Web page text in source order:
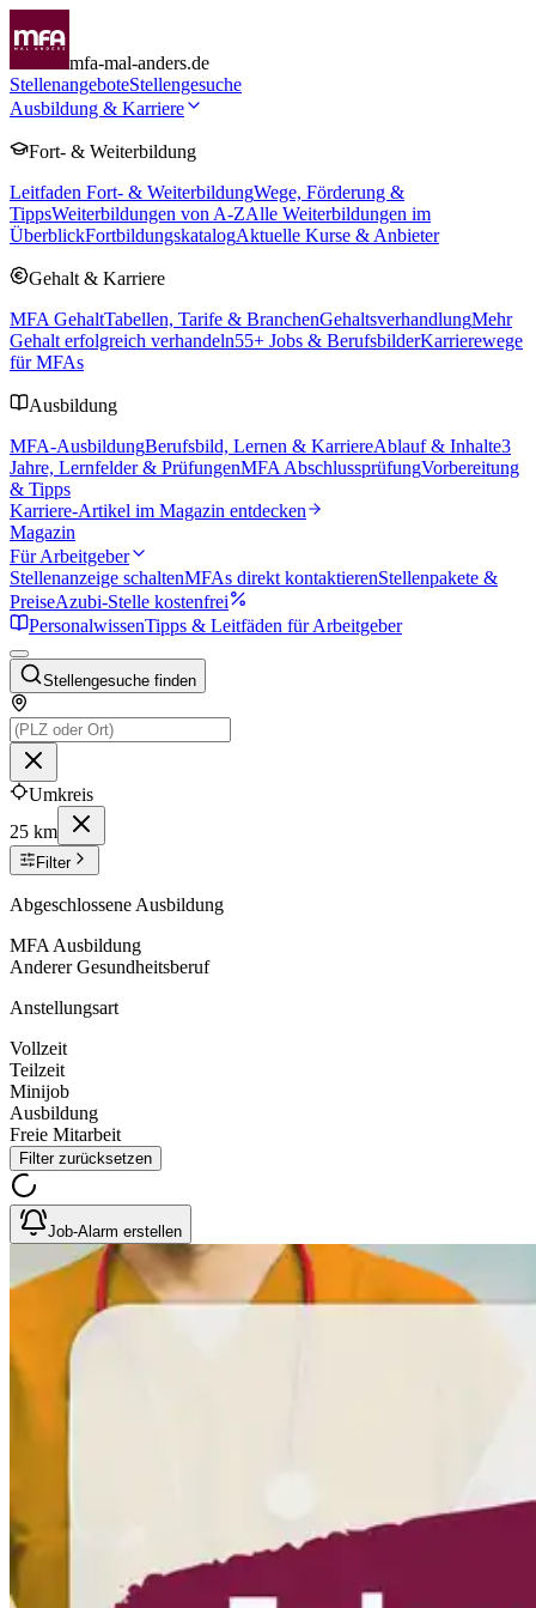
mfa-mal-anders.de
StellenangeboteStellengesuche
Ausbildung & Karriere
Fort- & Weiterbildung
Leitfaden Fort- & WeiterbildungWege, Förderung &
TippsWeiterbildungen von A-ZAlle Weiterbildungen im
ÜberblickFortbildungskatalogAktuelle Kurse & Anbieter
Gehalt & Karriere
MFA GehaltTabellen, Tarife & BranchenGehaltsverhandlungMehr
Gehalt erfolgreich verhandeln55+ Jobs & BerufsbilderKarrierewege
für MFAs
Ausbildung
MFA-AusbildungBerufsbild, Lernen & KarriereAblauf & Inhalte3
Jahre, Lernfelder & PrüfungenMFA AbschlussprüfungVorbereitung
& Tipps
Karriere-Artikel im Magazin entdecken
Magazin
Für Arbeitgeber
Stellenanzeige schaltenMFAs direkt kontaktierenStellenpakete &
PreiseAzubi-Stelle kostenfrei
PersonalwissenTipps & Leitfäden für Arbeitgeber
Stellengesuche finden
Umkreis
25 km
Filter
Abgeschlossene Ausbildung
MFA Ausbildung
Anderer Gesundheitsberuf
Anstellungsart
Vollzeit
Teilzeit
Minijob
Ausbildung
Freie Mitarbeit
Filter zurücksetzen
Job-Alarm erstellen